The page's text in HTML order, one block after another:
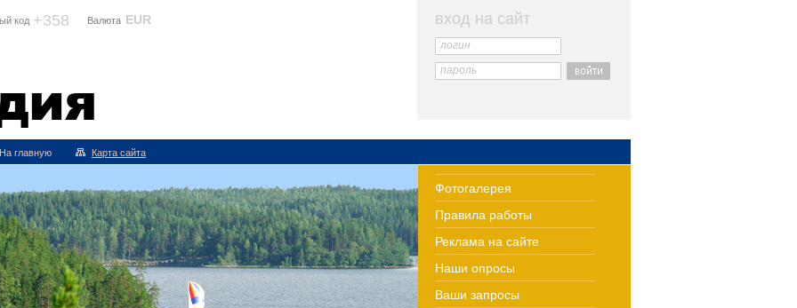
код +358 Валюта EUR вход на сайт
логин
пароль
На главную Карта сайта
Фотогалерея
Правила работы
Реклама на сайте
Наши опросы
Ваши запросы